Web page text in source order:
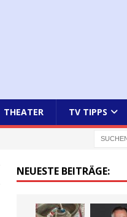
THEATER TV TIPPS
NEUESTE BEITRÄGE: